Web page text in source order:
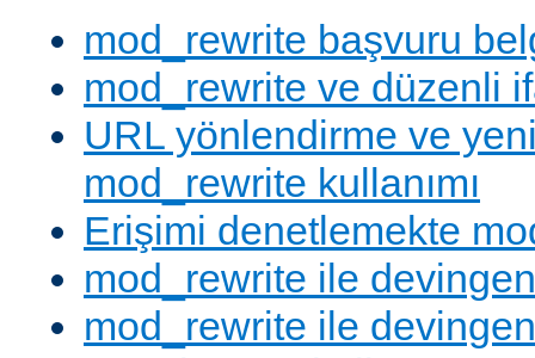
mod_rewrite başvuru
mod_rewrite ve düzenli
URL yönlendirme ve
mod_rewrite kullanımı
Erişimi denetlemekte
mod_rewrite ile
mod_rewrite ile